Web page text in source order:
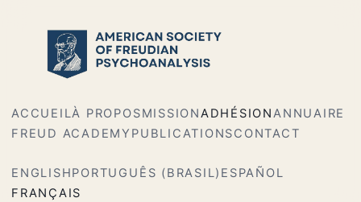
ACCUEILÀ PROPOSMISSIONADHÉSIONANNUAIRE
FREUD ACADEMY PUBLICATIONSCONTACT
ENGLISHPORTUGUÊS (BRASIL) ESPAÑOL
FRANÇAIS